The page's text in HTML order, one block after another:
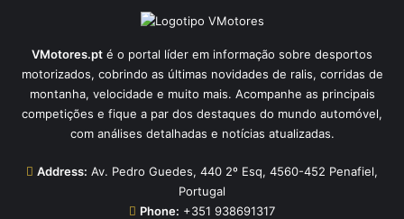
VMotores.pt é o portal líder em informação sobre desportos
motorizados, cobrindo as últimas novidades de ralis, corridas de
montanha, velocidade e muito mais. Acompanhe as principais
competições e fique a par dos destaques do mundo automóvel,
com análises detalhadas e notícias atualizadas.
Address: Av. Pedro Guedes, 440 2º Esq, 4560-452 Penafiel,
Portugal
Phone: +351 938691317